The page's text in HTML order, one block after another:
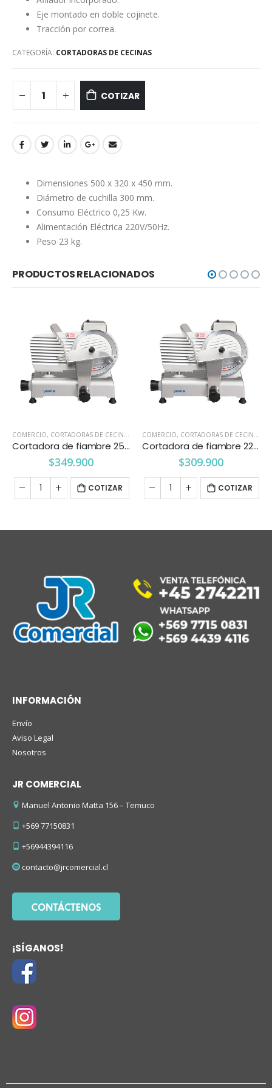
Eje montado en doble cojinete.
Tracción por correa.
CATEGORÍA: CORTADORAS DE CECINAS
COTIZAR
Dimensiones 500 x 320 x 450 mm.
Diámetro de cuchilla 300 mm.
Consumo Eléctrico 0,25 Kw.
Alimentación Eléctrica 220V/50Hz.
Peso 23 kg.
PRODUCTOS RELACIONADOS
COMERCIO, CORTADORAS DE CECINAS
Cortadora de fiambre 250 mm. Ventus
$349.900
COTIZAR
COMERCIO, CORTADORAS DE CECINAS
Cortadora de fiambre 220 mm. Ventus
$309.900
COTIZAR
INFORMACIÓN
Envío
Aviso Legal
Nosotros
JR COMERCIAL
Manuel Antonio Matta 156 – Temuco
+569 77150831
+56944394116
contacto@jrcomercial.cl
¡SÍGANOS!